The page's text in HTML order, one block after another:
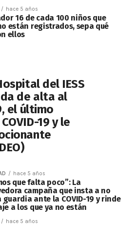
hace 5 años
16 de cada 100 niños que
están registrados, sepa qué
ellos
del IESS
de alta al
el último
19 y le
hace 5 años
que falta poco”: La
campaña que insta a no
guardia ante la COVID-19 y rinde
a los que ya no están
hace 5 años